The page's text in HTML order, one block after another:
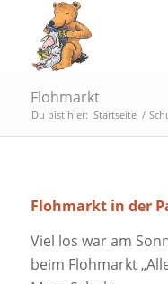
Flohmarkt
Du bist hier: Startseite /
Flohmarkt in der
Viel los war am
beim Flohmarkt